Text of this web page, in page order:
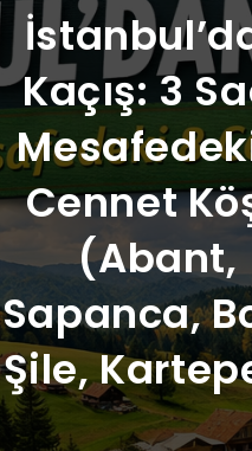
Kaçış: 3
Cennet
(Abant,
Sapanca,
Şile,